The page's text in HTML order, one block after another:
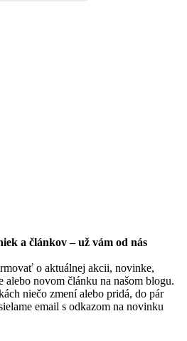
a článkov – už vám od nás
o aktuálnej akcii, novinke,
alebo novom článku na našom blogu.
niečo zmení alebo pridá, do pár
email s odkazom na novinku